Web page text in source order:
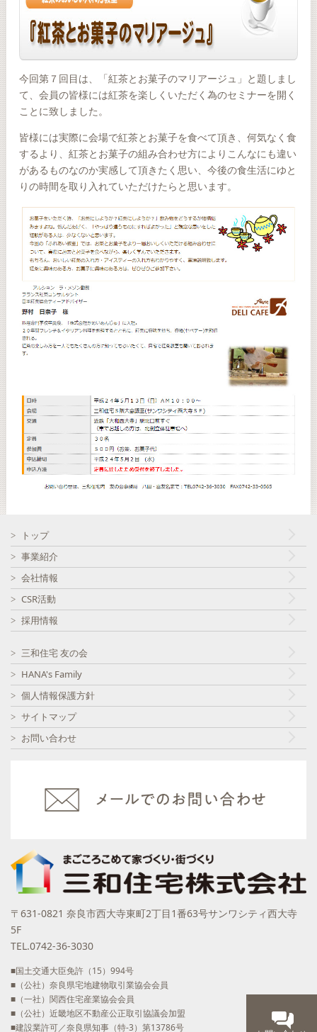
今回第７回目は、「紅茶とお菓子のマリアージュ」と題しまし
て、会員の皆様には紅茶を楽しくいただく為のセミナーを開く
ことに致しました。
皆様には実際に会場で紅茶とお菓子を食べて頂き、何気なく食
するより、紅茶とお菓子の組み合わせ方によりこんなにも違い
があるものなのか実感して頂きたく思い、今後の食生活にゆと
りの時間を取り入れていただけたらと思います。
トップ
事業紹介
会社情報
CSR活動
採用情報
三和住宅 友の会
HANA's Family
個人情報保護方針
サイトマップ
お問い合わせ
〒631-0821 奈良市西大寺東町2丁目1番63号サンワシティ西大寺
5F
TEL.0742-36-3030
■国土交通大臣免許（15）994号
■（公社）奈良県宅地建物取引業協会会員
■（一社）関西住宅産業協会会員
■（公社）近畿地区不動産公正取引協議会加盟
■建設業許可／奈良県知事（特-3）第13786号